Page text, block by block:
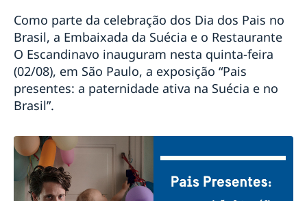
O trabalho da Suécia por uma recuperação verde da
crise provocada pela pandemia de COVID-19
Embaixada da Suécia lança edição da quarentena do
concurso Pais Presentes
Estratégia da Suécia em resposta à pandemia de
COVID-19
COVID-19: Discurso de Sua Majestade o Rei à Suécia
online de inovação
Uma mensagem do Team Sweden Brazil
COVID-19: discurso do Primeiro Ministro Stefan
Löfven
Como parte da celebração dos Dia dos Pais no
Brasil, a Embaixada da Suécia e o Restaurante
O Escandinavo inauguram nesta quinta-feira
(02/08), em São Paulo, a exposição “Pais
presentes: a paternidade ativa na Suécia e no
Brasil”.